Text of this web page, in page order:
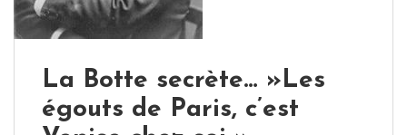
La Botte secrète… »Les
égouts de Paris, c’est